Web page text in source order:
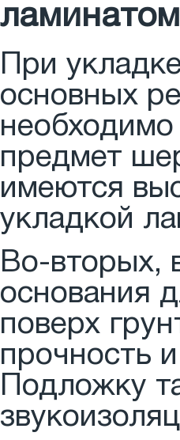
ламинатом
При
основных
предмет
имеются
укладкой
Во-вторых,
основания
поверх
прочность
Подложку